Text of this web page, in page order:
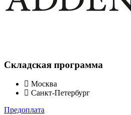
Складская программа
Москва
Санкт-Петербург
Предоплата